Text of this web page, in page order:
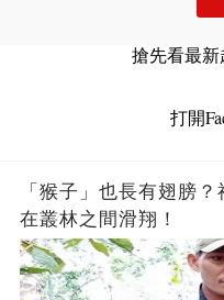
搶先看最新
打開
「猴子」也長有翅膀
在叢林之間滑翔！